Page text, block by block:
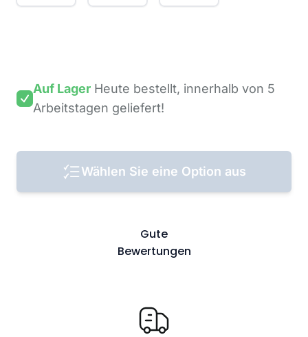
Auf Lager Heute bestellt, innerhalb von 5
Arbeitstagen geliefert!
Wählen Sie eine Option aus
Gute
Bewertungen